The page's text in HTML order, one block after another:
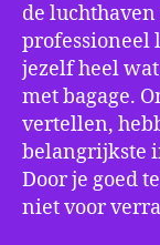
de
professioneel
jezelf heel
met bagage.
vertellen,
belangrijkste
Door je goed
niet voor